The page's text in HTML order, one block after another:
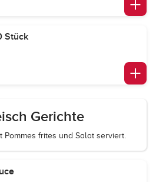
Stück
Gerichte
Pommes frites und Salat serviert.